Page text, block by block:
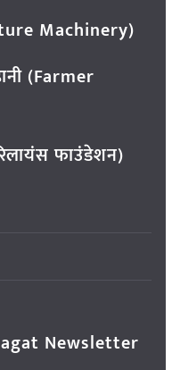
Machinery)
(Farmer
फाउंडेशन)
Newsletter